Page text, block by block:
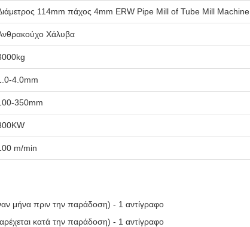
114mm πάχος 4mm ERW Pipe Mill of Tube Mill Machine
Χάλυβα
4.0mm
350mm
m/min
μήνα πριν την παράδοση) - 1 αντίγραφο
κατά την παράδοση) - 1 αντίγραφο